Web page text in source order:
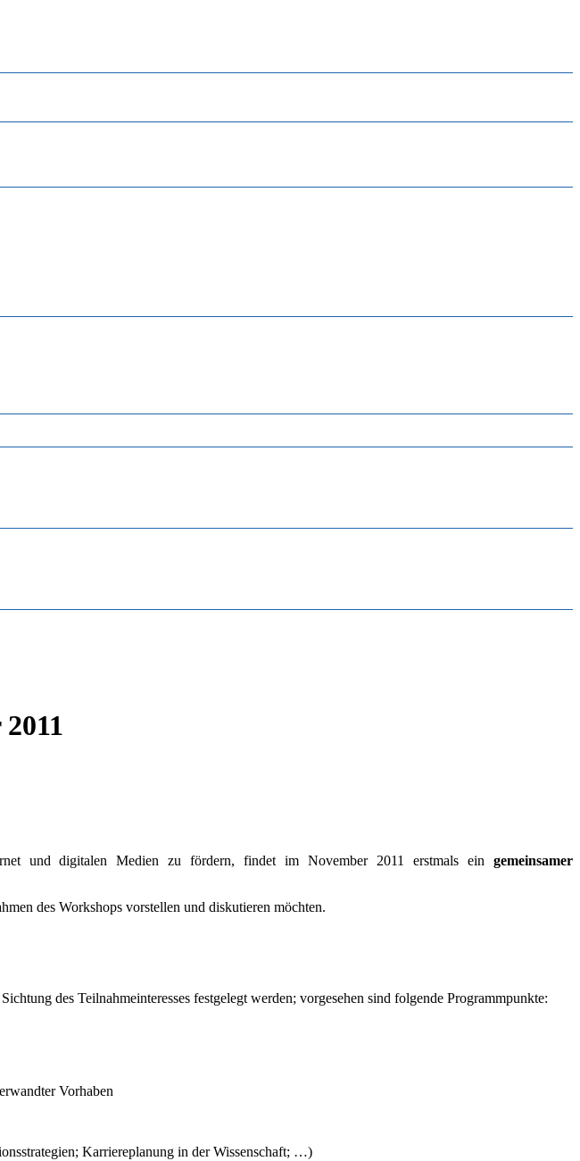
und digitalen Medien zu fördern, findet im November 2011 erstmals ein gemeinsamer
des Workshops vorstellen und diskutieren möchten.
des Teilnahmeinteresses festgelegt werden; vorgesehen sind folgende Programmpunkte:
Vorhaben
Karriereplanung in der Wissenschaft; …)